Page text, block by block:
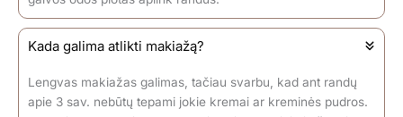
Kada galima atlikti makiažą?
Lengvas makiažas galimas, tačiau svarbu, kad ant randų
apie 3 sav. nebūtų tepami jokie kremai ar kreminės pudros.